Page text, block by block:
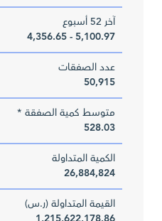
آخر 52 أسبوع
5,100.97 - 4,356.65
عدد الصفقات
50,915
متوسط كمية الصفقة *
528.03
الكمية المتداولة
26,884,824
القيمة المتداولة (ر.س)